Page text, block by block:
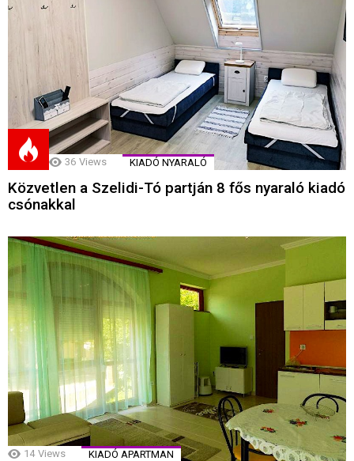
36 Views KIADÓ NYARALÓ
Közvetlen a Szelidi-Tó partján 8 fős nyaraló kiadó
csónakkal
14 Views KIADÓ APARTMAN